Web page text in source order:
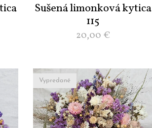
Sušená limonková kytica
115
20,00 €
Vypredané